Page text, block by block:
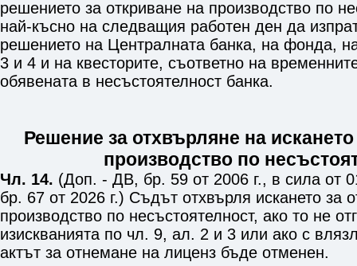
решението за откриване на производство по
най-късно на следващия работен ден да
решението на Централната банка, на фонда,
3 и 4 и на квесторите, съответно на
обявената в несъстоятелност банка.
Решение за отхвърляне на
производство по
Чл. 14. (Доп. - ДВ, бр. 59 от 2006 г., в сила от
бр. 67 от 2026 г.) Съдът отхвърля искането за
производство по несъстоятелност, ако то не
изискванията по чл. 9, ал. 2 и 3 или ако с
актът за отнемане на лиценз бъде отменен.